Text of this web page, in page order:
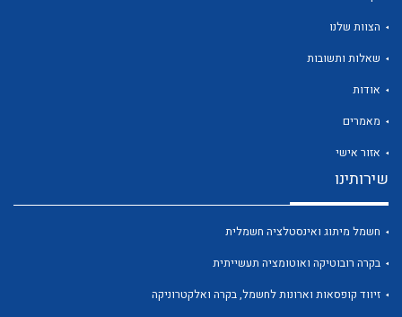
הצוות שלנו
שאלות ותשובות
אודות
מאמרים
אזור אישי
שירותינו
חשמל מיתוג ואינסטלציה חשמלית
בקרה רובוטיקה ואוטומציה תעשייתית
זיווד קופסאות וארונות לחשמל, בקרה ואלקטרוניקה